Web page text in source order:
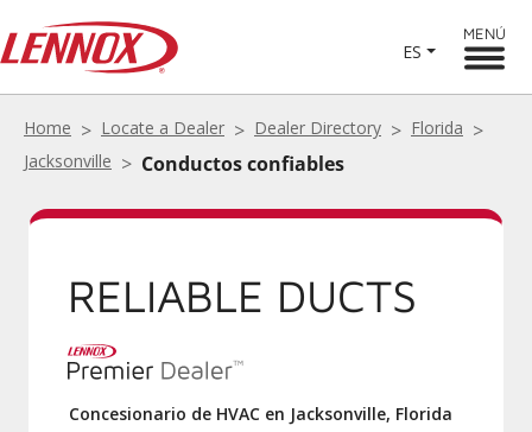
ES
MENÚ
Home Locate a Dealer Dealer Directory
Florida
Jacksonville
Conductos confiables
RELIABLE DUCTS
Concesionario de HVAC en Jacksonville, Florida